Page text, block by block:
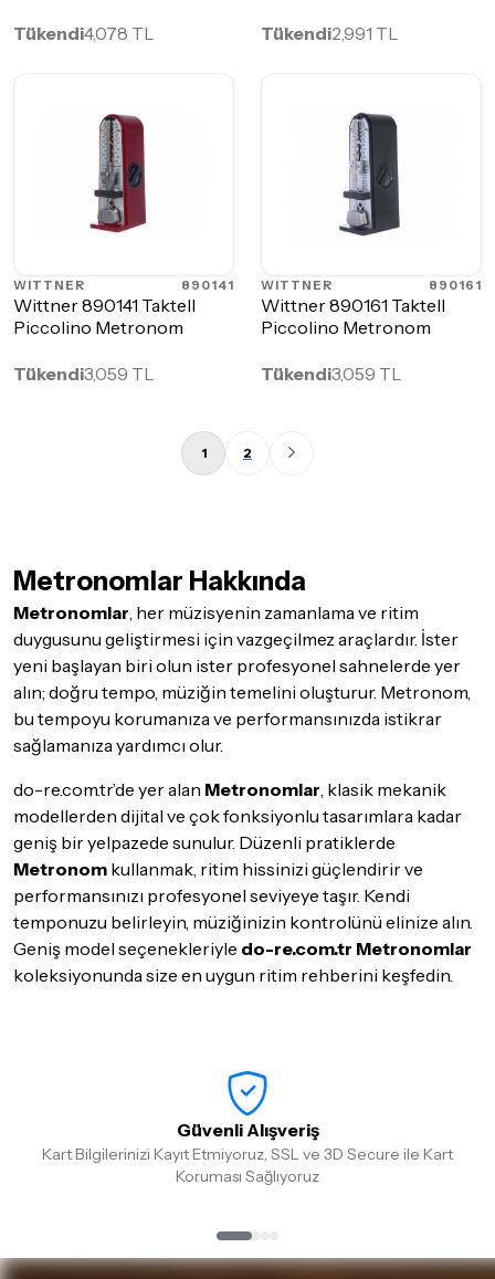
Tükendi4,078 TL Tükendi2,991 TL
WITTNER 890141
Wittner 890141 Taktell
Piccolino Metronom
Tükendi3,059 TL
WITTNER 890161
Wittner 890161 Taktell
Piccolino Metronom
Tükendi3,059 TL
1 2
Metronomlar Hakkında
Metronomlar , her müzisyenin zamanlama ve ritim
duygusunu geliştirmesi için vazgeçilmez araçlardır. İster
yeni başlayan biri olun ister profesyonel sahnelerde yer
alın; doğru tempo, müziğin temelini oluşturur. Metronom,
bu tempoyu korumanıza ve performansınızda istikrar
sağlamanıza yardımcı olur.
do-re.com.tr’de yer alan Metronomlar , klasik mekanik
modellerden dijital ve çok fonksiyonlu tasarımlara kadar
geniş bir yelpazede sunulur. Düzenli pratiklerde
Metronom kullanmak, ritim hissinizi güçlendirir ve
performansınızı profesyonel seviyeye taşır. Kendi
temponuzu belirleyin, müziğinizin kontrolünü elinize alın.
Geniş model seçenekleriyle do-re.com.tr Metronomlar
koleksiyonunda size en uygun ritim rehberini keşfedin.
Güvenli Alışveriş
Kart Bilgilerinizi Kayıt Etmiyoruz, SSL ve 3D Secure ile Kart
Koruması Sağlıyoruz